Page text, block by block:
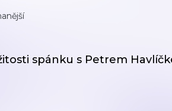
spánku s Petrem